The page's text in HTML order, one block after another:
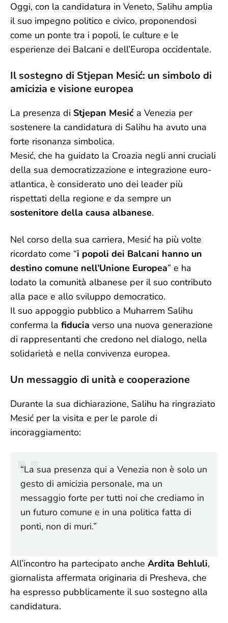
Oggi, con la candidatura in Veneto, Salihu amplia
il suo impegno politico e civico, proponendosi
come un ponte tra i popoli, le culture e le
esperienze dei Balcani e dell’Europa occidentale.
Il sostegno di Stjepan Mesić: un simbolo di
amicizia e visione europea
La presenza di Stjepan Mesić a Venezia per
sostenere la candidatura di Salihu ha avuto una
forte risonanza simbolica.
Mesić, che ha guidato la Croazia negli anni cruciali
della sua democratizzazione e integrazione euro-
atlantica, è considerato uno dei leader più
rispettati della regione e da sempre un
sostenitore della causa albanese.
Nel corso della sua carriera, Mesić ha più volte
ricordato come “i popoli dei Balcani hanno un
destino comune nell’Unione Europea” e ha
lodato la comunità albanese per il suo contributo
alla pace e allo sviluppo democratico.
Il suo appoggio pubblico a Muharrem Salihu
conferma la fiducia verso una nuova generazione
di rappresentanti che credono nel dialogo, nella
solidarietà e nella convivenza europea.
Un messaggio di unità e cooperazione
Durante la sua dichiarazione, Salihu ha ringraziato
Mesić per la visita e per le parole di
incoraggiamento:
“La sua presenza qui a Venezia non è solo un
gesto di amicizia personale, ma un
messaggio forte per tutti noi che crediamo in
un futuro comune e in una politica fatta di
ponti, non di muri.”
All’incontro ha partecipato anche Ardita Behluli,
giornalista affermata originaria di Presheva, che
ha espresso pubblicamente il suo sostegno alla
candidatura.